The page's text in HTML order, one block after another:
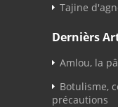
Tajine
Dernièrs
Amlou, la
Botulisme,
précautions